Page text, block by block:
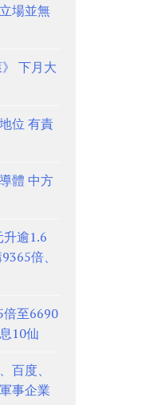
場並無
下月大
位 有責
體 中方
逾1.6
倍、
至6690
10仙
百度、
事企業